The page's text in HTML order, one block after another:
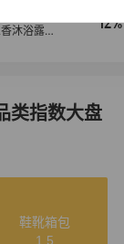
沐浴露
12%
类指数大盘